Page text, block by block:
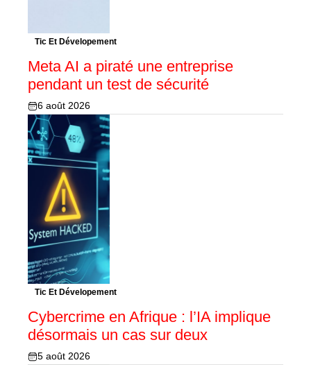
Tic Et Dévelopement
Meta AI a piraté une entreprise
pendant un test de sécurité
6 août 2026
Tic Et Dévelopement
Cybercrime en Afrique : l’IA implique
désormais un cas sur deux
5 août 2026